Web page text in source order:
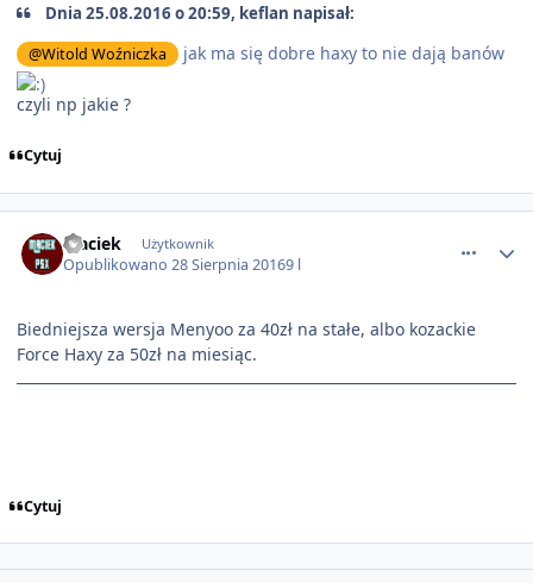
Dnia 25.08.2016 o 20:59, keflan napisał:
@Witold Woźniczka jak ma się dobre haxy to nie dają banów
czyli np jakie ?
Cytuj
Maciek Użytkownik
Opublikowano28 Sierpnia 20169 l
Biedniejsza wersja Menyoo za 40zł na stałe, albo kozackie
Force Haxy za 50zł na miesiąc.
Cytuj